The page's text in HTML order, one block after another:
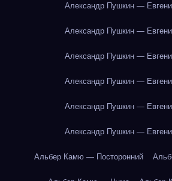
Александр Пушкин —
Александр Пушкин —
Александр Пушкин —
Александр Пушкин —
Александр Пушкин —
Александр Пушкин —
Альбер Камю — Посторонний